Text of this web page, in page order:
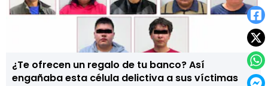
¿Te ofrecen un regalo de tu banco? Así
engañaba esta célula delictiva a sus víctimas